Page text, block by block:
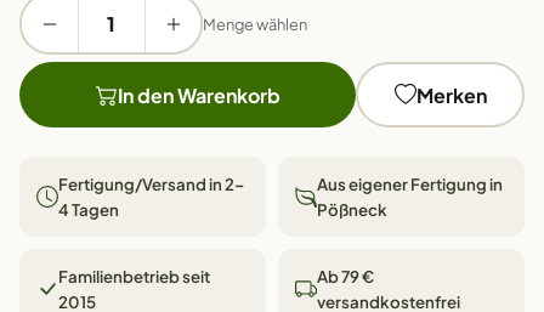
Menge wählen
In den Warenkorb Merken
Fertigung/Versand in 2–
4 Tagen
Aus eigener Fertigung in
Pößneck
Familienbetrieb seit
2015
Ab 79 €
versandkostenfrei